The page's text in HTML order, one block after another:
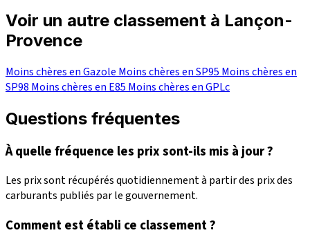
Voir un autre classement à Lançon-
Provence
Moins chères en Gazole Moins chères en SP95 Moins chères en
SP98 Moins chères en E85 Moins chères en GPLc
Questions fréquentes
À quelle fréquence les prix sont-ils mis à jour ?
Les prix sont récupérés quotidiennement à partir des prix des
carburants publiés par le gouvernement.
Comment est établi ce classement ?